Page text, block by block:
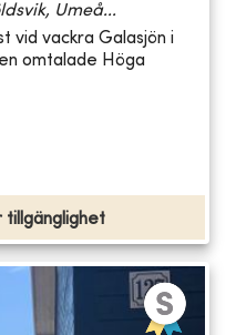
Umeå...
vid vackra Galasjön i
omtalade Höga
tillgänglighet